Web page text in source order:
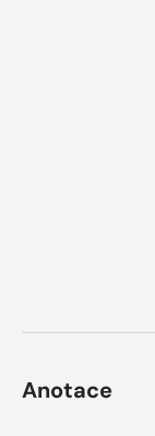
Anotace